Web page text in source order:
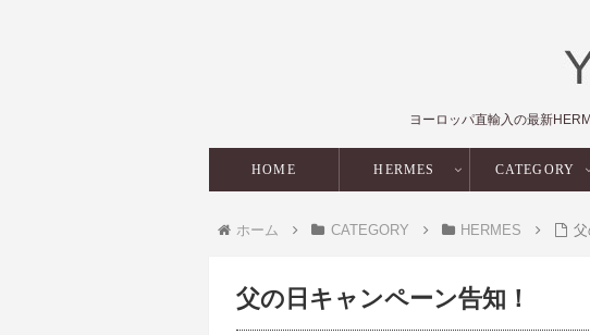
ヨーロッパ直輸入の最新
HOME HERMES CATEGORY
ホーム CATEGORY HERMES 父
父の日キャンペーン告知！